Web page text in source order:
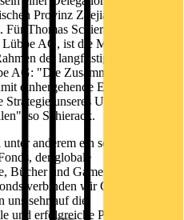
Provinz Zhejiang, in
Thomas Schierack,
AG, ist die Maßnahme ein
der langfristigen
AG: "Die Zusammenarbeit mit
einhergehende Engagement in
unseres Unternehmens,
so Schierack.
anderem ein so genannter
der globale
und Games finanziert
verbinden wir China mit
sehr auf die
und erfolgreiche Produkte, die